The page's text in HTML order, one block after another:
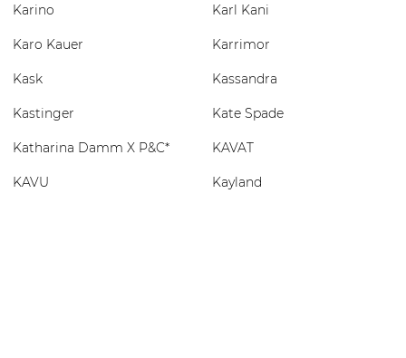
Karino Karl Kani
Karo Kauer Karrimor
Kask Kassandra
Kastinger Kate Spade
Katharina Damm X P&C* KAVAT
KAVU Kayland